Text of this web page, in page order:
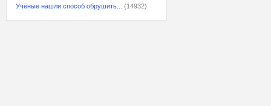
Учёные нашли способ обрушить...
(14932)